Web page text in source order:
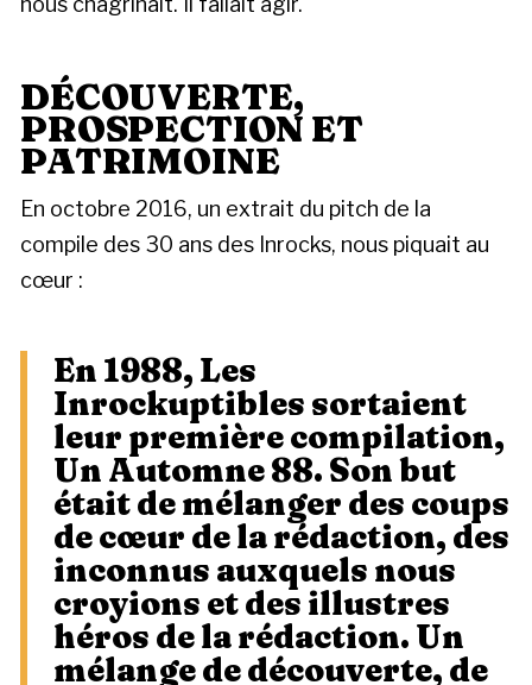
DÉCOUVERTE,
PROSPECTION ET
PATRIMOINE
En octobre 2016, un extrait du pitch de la
compile des 30 ans des Inrocks, nous piquait au
cœur :
En 1988, Les
Inrockuptibles sortaient
leur première compilation,
Un Automne 88. Son but
était de mélanger des coups
de cœur de la rédaction, des
inconnus auxquels nous
croyions et des illustres
héros de la rédaction. Un
mélange de découverte, de